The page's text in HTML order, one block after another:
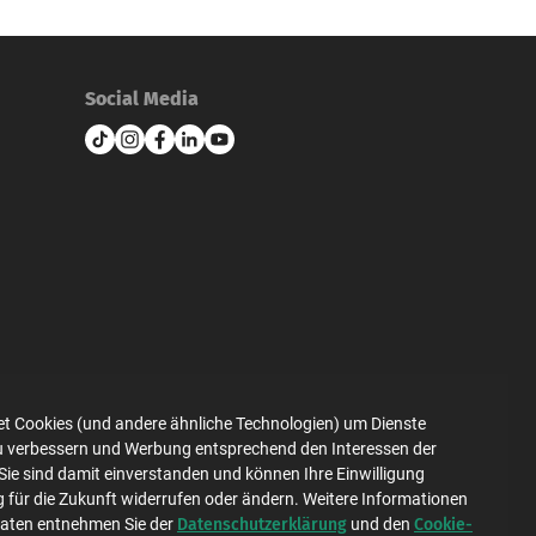
Social Media
DatenschutzImpressum
Cookies (und andere ähnliche Technologien) um Dienste
und Werbung entsprechend den Interessen der
sind damit einverstanden und können Ihre Einwilligung
für die Zukunft widerrufen oder ändern. Weitere Informationen
entnehmen Sie der Datenschutzerklärung und den Cookie-